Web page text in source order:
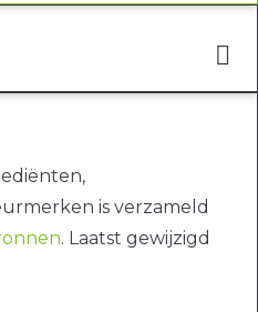
is verzameld
. Laatst gewijzigd